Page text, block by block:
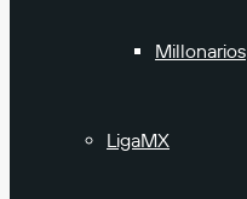
Millonarios
LigaMX